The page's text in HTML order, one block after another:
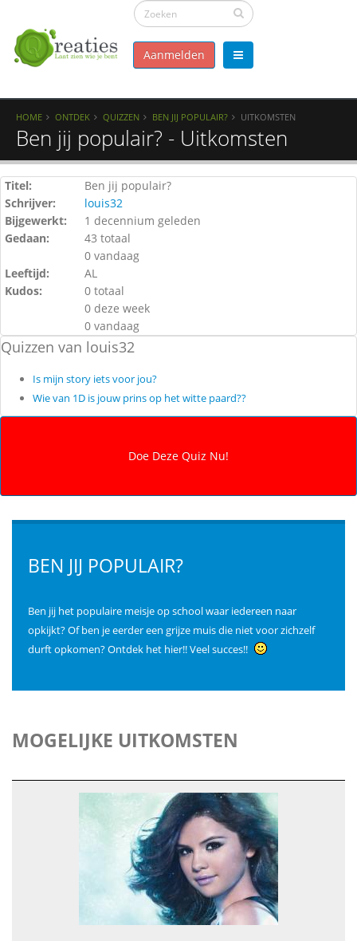
Aanmelden
HOME ONTDEK QUIZZEN BEN JIJ POPULAIR? UITKOMSTEN
Ben jij populair? - Uitkomsten
Titel:
Ben jij populair?
Schrijver:
louis32
Bijgewerkt:
1 decennium geleden
Gedaan:
43 totaal
0 vandaag
Leeftijd:
AL
Kudos:
0 totaal
0 deze week
0 vandaag
Quizzen van louis32
Is mijn story iets voor jou?
Wie van 1D is jouw prins op het witte paard??
BEN JIJ POPULAIR?
Ben jij het populaire meisje op school waar iedereen naar
opkijkt? Of ben je eerder een grijze muis die niet voor zichzelf
durft opkomen? Ontdek het hier!! Veel succes!!
MOGELIJKE UITKOMSTEN